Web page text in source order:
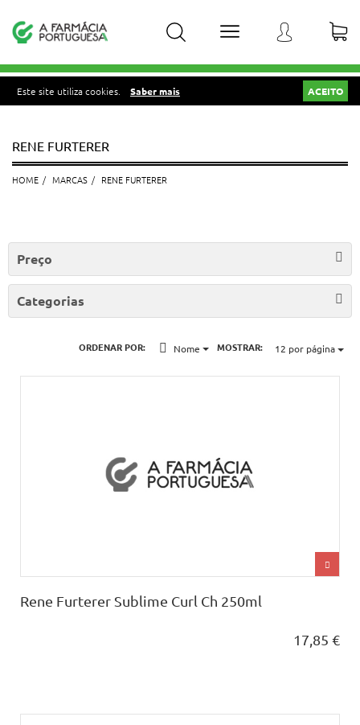
Este site utiliza cookies. Saber mais ACEITO
RENE FURTERER
HOME MARCAS RENE FURTERER
Preço
Categorias
ORDENAR POR: Nome MOSTRAR: 12 por página
Rene Furterer Sublime Curl Ch 250ml
17,85 €